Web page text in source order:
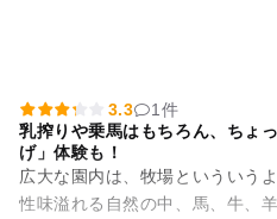
3.3
1件
乳搾りや乗馬はもちろん、ちょ
げ」体験も！
広大な園内は、牧場といういう
性味溢れる自然の中、馬、牛、